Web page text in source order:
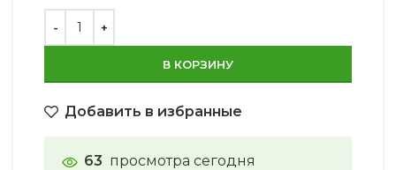
В КОРЗИНУ
Добавить в избранные
63 просмотра сегодня